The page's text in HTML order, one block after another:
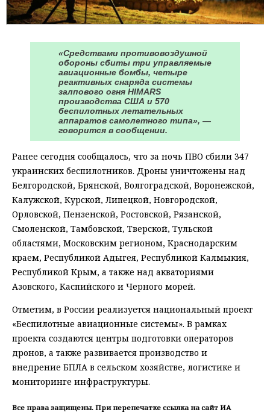
«Средствами противовоздушной
обороны сбиты три управляемые
авиационные бомбы, четыре
реактивных снаряда системы
залпового огня HIMARS
производства США и 570
беспилотных летательных
аппаратов самолетного типа», —
говорится в сообщении.
Ранее сегодня сообщалось, что за ночь ПВО сбили 347
украинских беспилотников. Дроны уничтожены над
Белгородской, Брянской, Волгоградской, Воронежской,
Калужской, Курской, Липецкой, Новгородской,
Орловской, Пензенской, Ростовской, Рязанской,
Смоленской, Тамбовской, Тверской, Тульской
областями, Московским регионом, Краснодарским
краем, Республикой Адыгея, Республикой Калмыкия,
Республикой Крым, а также над акваториями
Азовского, Каспийского и Черного морей.
Отметим, в России реализуется национальный проект
«Беспилотные авиационные системы». В рамках
проекта создаются центры подготовки операторов
дронов, а также развивается производство и
внедрение БПЛА в сельском хозяйстве, логистике и
мониторинге инфраструктуры.
Все права защищены. При перепечатке ссылка на сайт ИА